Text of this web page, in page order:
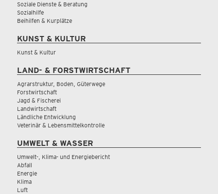
Soziale Dienste & Beratung
Sozialhilfe
Beihilfen & Kurplätze
KUNST & KULTUR
Kunst & Kultur
LAND- & FORSTWIRTSCHAFT
Agrarstruktur, Boden, Güterwege
Forstwirtschaft
Jagd & Fischerei
Landwirtschaft
Ländliche Entwicklung
Veterinär & Lebensmittelkontrolle
UMWELT & WASSER
Umwelt-, Klima- und Energiebericht
Abfall
Energie
Klima
Luft